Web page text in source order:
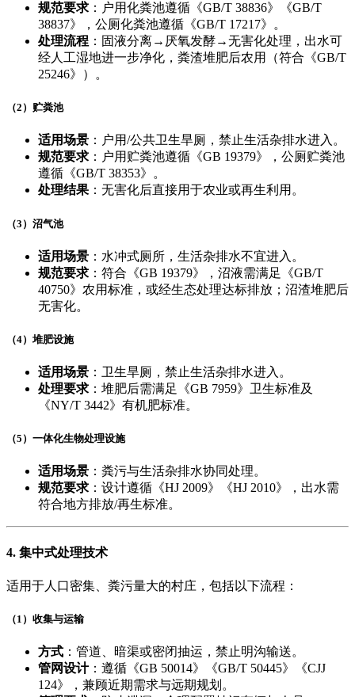
规范要求 ​：户用化粪池遵循《GB/T 38836》《GB/T
38837》，公厕化粪池遵循《GB/T 17217》。
处理流程 ​：固液分离→厌氧发酵→无害化处理，出水可
经人工湿地进一步净化，粪渣堆肥后农用（符合《GB/T
25246》）。
​（2）贮粪池
适用场景 ​：户用/公共卫生旱厕，禁止生活杂排水进入。
规范要求 ​：户用贮粪池遵循《GB 19379》，公厕贮粪池
遵循《GB/T 38353》。
处理结果 ​：无害化后直接用于农业或再生利用。
​（3）沼气池
适用场景 ​：水冲式厕所，生活杂排水不宜进入。
规范要求 ​：符合《GB 19379》，沼液需满足《GB/T
40750》农用标准，或经生态处理达标排放；沼渣堆肥后
无害化。
​（4）堆肥设施
适用场景 ​：卫生旱厕，禁止生活杂排水进入。
处理要求 ​：堆肥后需满足《GB 7959》卫生标准及
《NY/T 3442》有机肥标准。
​（5）一体化生物处理设施
适用场景 ​：粪污与生活杂排水协同处理。
规范要求 ​：设计遵循《HJ 2009》《HJ 2010》，出水需
符合地方排放/再生标准。
4. ​ 集中式处理技术
适用于人口密集、粪污量大的村庄，包括以下流程：
​（1）收集与运输
方式 ​：管道、暗渠或密闭抽运，禁止明沟输送。
管网设计​：遵循《GB 50014》《GB/T 50445》《CJJ
124》，兼顾近期需求与远期规划。